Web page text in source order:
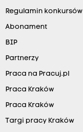
Regulamin konkursów
Abonament
BIP
Partnerzy
Praca na Pracuj.pl
Praca Kraków
Praca Kraków
Targi pracy Kraków